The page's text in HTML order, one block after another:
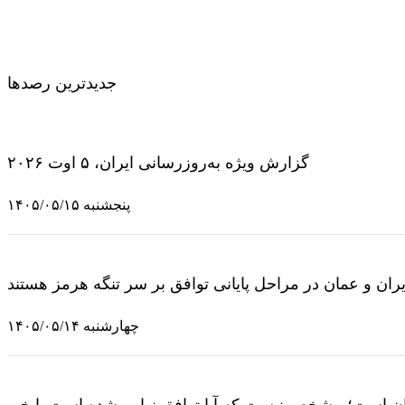
جدیدترین رصدها
گزارش ویژه به‌روزرسانی ایران، ۵ اوت ۲۰۲۶
پنجشنبه ۱۴۰۵/۰۵/۱۵
و عمان در مراحل پایانی توافق بر سر تنگه هرمز هستند
چهارشنبه ۱۴۰۵/۰۵/۱۴